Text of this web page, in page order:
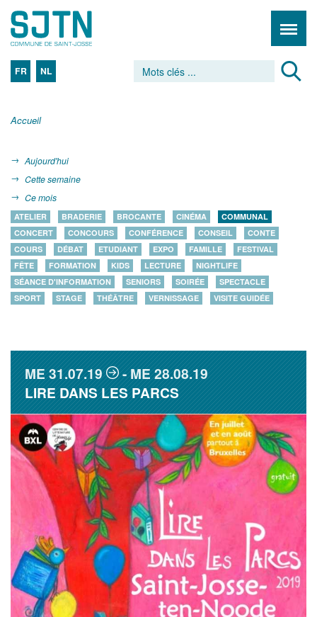
FR NL
Accueil
Aujourd'hui
Cette semaine
Ce mois
ATELIER BRADERIE BROCANTE CINÉMA
COMMUNAL
CONCERT
CONCOURS CONFÉRENCE CONSEIL
CONTE
COURS
DÉBAT ETUDIANT EXPO FAMILLE
FESTIVAL
FÊTE
FORMATION KIDS LECTURE
NIGHTLIFE
SÉANCE D'INFORMATION
SENIORS SOIRÉE
SPECTACLE
SPORT
STAGE THÉÂTRE VERNISSAGE VISITE GUIDÉE
ME31.07.19 ME28.08.19
LIRE DANS LES PARCS